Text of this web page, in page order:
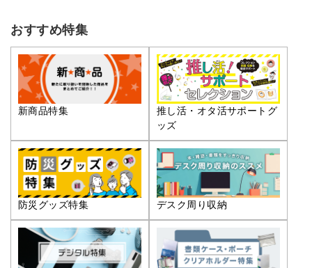
おすすめ特集
新商品特集
推し活・オタ活サポートグ
ッズ
防災グッズ特集 デスク周り収納